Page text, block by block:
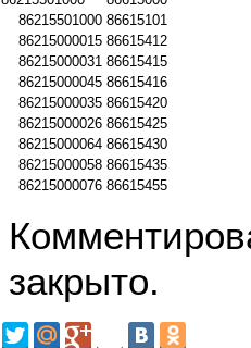
86215501000 86615101
86215000015 86615412
86215000031 86615415
86215000045 86615416
86215000035 86615420
86215000026 86615425
86215000064 86615430
86215000058 86615435
86215000076 86615455
закрыто.